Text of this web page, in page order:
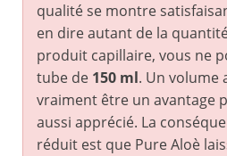
qualité se montre
en dire autant de la
produit capillaire, vous ne
tube de 150 ml. Un volume
vraiment être un avantage
aussi apprécié. La
réduit est que Pure Aloè